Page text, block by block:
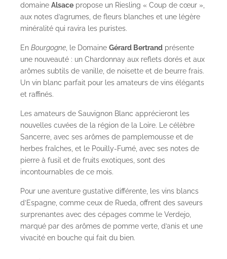
domaine Alsace propose un Riesling « Coup de cœur »,
aux notes d’agrumes, de fleurs blanches et une légère
minéralité qui ravira les puristes.
En Bourgogne , le Domaine Gérard Bertrand présente
une nouveauté : un Chardonnay aux reflets dorés et aux
arômes subtils de vanille, de noisette et de beurre frais.
Un vin blanc parfait pour les amateurs de vins élégants
et raffinés.
Les amateurs de Sauvignon Blanc apprécieront les
nouvelles cuvées de la région de la Loire. Le célèbre
Sancerre, avec ses arômes de pamplemousse et de
herbes fraîches, et le Pouilly-Fumé, avec ses notes de
pierre à fusil et de fruits exotiques, sont des
incontournables de ce mois.
Pour une aventure gustative différente, les vins blancs
d’Espagne, comme ceux de Rueda, offrent des saveurs
surprenantes avec des cépages comme le Verdejo,
marqué par des arômes de pomme verte, d’anis et une
vivacité en bouche qui fait du bien.